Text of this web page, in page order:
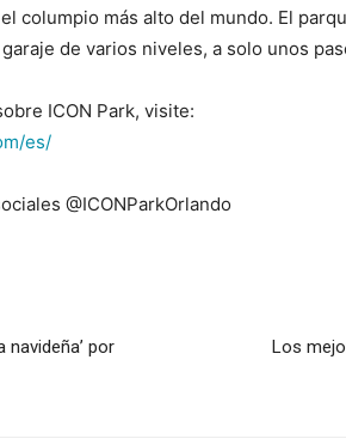
columpio más alto del mundo. El
de varios niveles, a solo unos
ICON Park, visite:
es/
@ICONParkOrlando
navideña’ por
Los